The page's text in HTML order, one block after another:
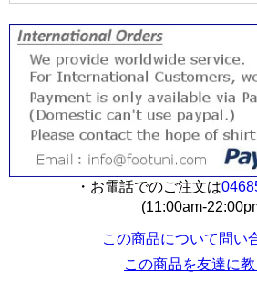
・お電話でのご注文は
(11:00am-
この商品について問い
この商品を友達に教